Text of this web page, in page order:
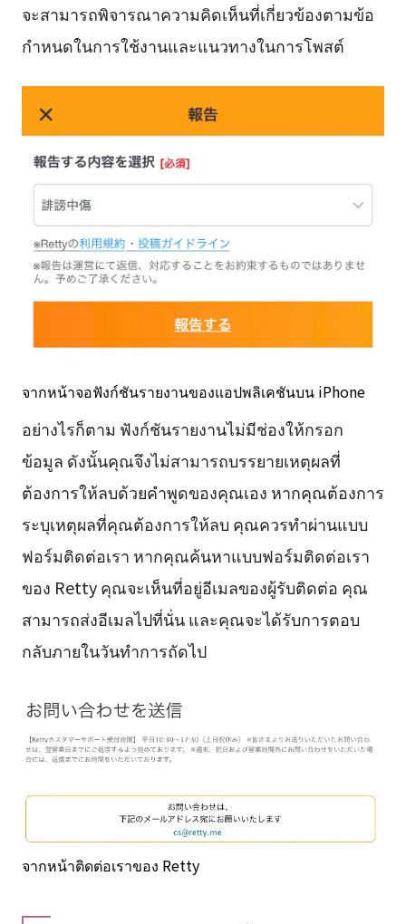
จะสามารถพิจารณาความคิดเห็นที่เกี่ยวข้องตามข้อ
กำหนดในการใช้งานและแนวทางในการโพสต์
จากหน้าจอฟังก์ชันรายงานของแอปพลิเคชันบน iPhone
อย่างไรก็ตาม ฟังก์ชันรายงานไม่มีช่องให้กรอก
ข้อมูล ดังนั้นคุณจึงไม่สามารถบรรยายเหตุผลที่
ต้องการให้ลบด้วยคำพูดของคุณเอง หากคุณต้องการ
ระบุเหตุผลที่คุณต้องการให้ลบ คุณควรทำผ่านแบบ
ฟอร์มติดต่อเรา หากคุณค้นหาแบบฟอร์มติดต่อเรา
ของ Retty คุณจะเห็นที่อยู่อีเมลของผู้รับติดต่อ คุณ
สามารถส่งอีเมลไปที่นั่น และคุณจะได้รับการตอบ
กลับภายในวันทำการถัดไป
จากหน้าติดต่อเราของ Retty